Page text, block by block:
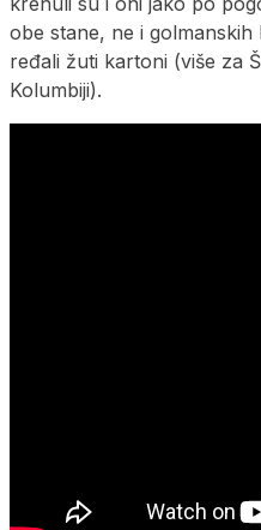
obe stane, ne i golmanskih
ređali žuti kartoni (više za
Kolumbiji).